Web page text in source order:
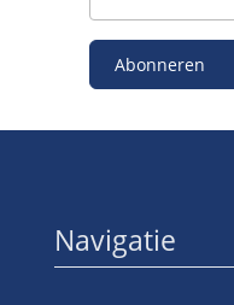
Abonneren
Navigatie